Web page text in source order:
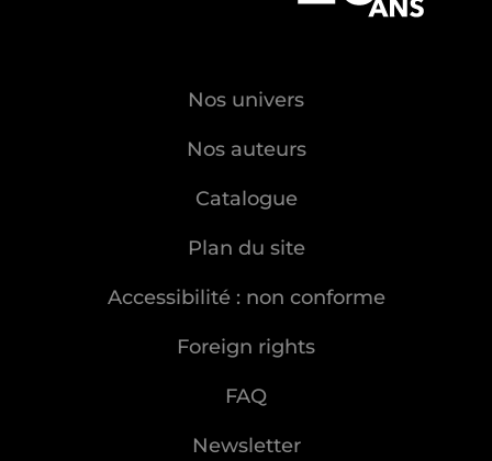
Nos univers
Nos auteurs
Catalogue
Plan du site
Accessibilité : non conforme
Foreign rights
FAQ
Newsletter